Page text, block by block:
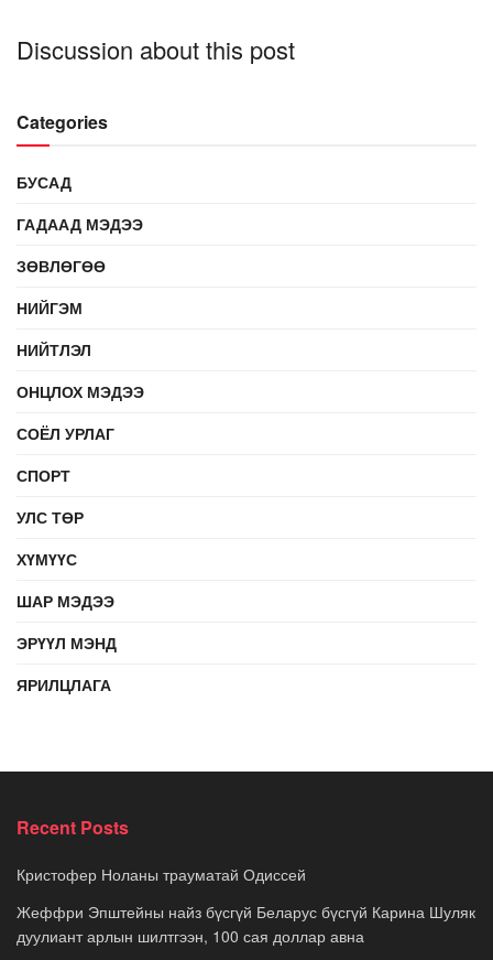
Discussion about this post
Categories
БУСАД
ГАДААД МЭДЭЭ
ЗӨВЛӨГӨӨ
НИЙГЭМ
НИЙТЛЭЛ
ОНЦЛОХ МЭДЭЭ
СОЁЛ УРЛАГ
СПОРТ
УЛС ТӨР
ХҮМҮҮС
ШАР МЭДЭЭ
ЭРҮҮЛ МЭНД
ЯРИЛЦЛАГА
Recent Posts
Кристофер Ноланы трауматай Одиссей
Жеффри Эпштейны найз бүсгүй Беларус бүсгүй Карина Шуляк
дуулиант арлын шилтгээн, 100 сая доллар авна